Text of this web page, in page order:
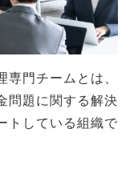
門チームとは、
問題に関する解決
トしている組織で